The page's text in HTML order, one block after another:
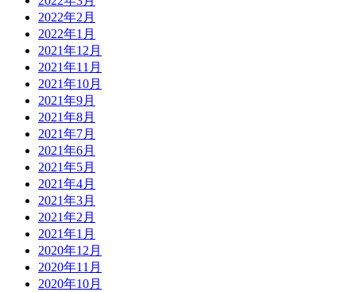
2022年2月
2022年1月
2021年12月
2021年11月
2021年10月
2021年9月
2021年8月
2021年7月
2021年6月
2021年5月
2021年4月
2021年3月
2021年2月
2021年1月
2020年12月
2020年11月
2020年10月